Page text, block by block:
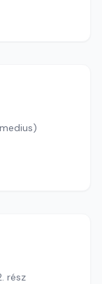
rész